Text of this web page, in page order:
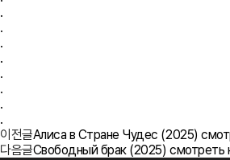
.
.
.
.
.
.
.
.
이전글Алиса в Стране Чудес (2025)
다음글Свободный брак (2025) смотреть